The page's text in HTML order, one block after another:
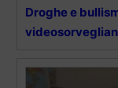
Droghe e